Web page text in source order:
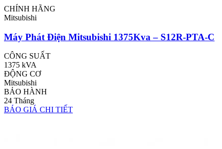
CHÍNH HÃNG
Mitsubishi
Máy Phát Điện Mitsubishi 1375Kva – S12R-PTA-C
CÔNG SUẤT
1375 kVA
ĐỘNG CƠ
Mitsubishi
BẢO HÀNH
24 Tháng
BÁO GIÁ CHI TIẾT